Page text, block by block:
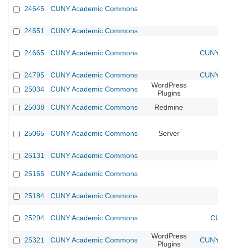
24645 CUNY Academic Commons
24651 CUNY Academic Commons
24665 CUNY Academic Commons CUNY
24795 CUNY Academic Commons
CUNY
25034
CUNY Academic Commons
WordPress
Plugins
25038
CUNY Academic Commons Redmine
25065 CUNY Academic Commons Server
25131 CUNY Academic Commons
25165 CUNY Academic Commons
25184 CUNY Academic Commons
25294 CUNY Academic Commons
25321 CUNY Academic Commons
WordPress
Plugins
CUNY